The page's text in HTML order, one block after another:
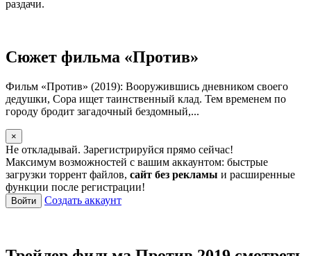
раздачи.
Сюжет фильма «Против»
Фильм «Против» (2019): Вооружившись дневником своего
дедушки, Сора ищет таинственный клад. Тем временем по
городу бродит загадочный бездомный,...
×
Не откладывай. Зарегистрируйся прямо сейчас!
Максимум возможностей с вашим аккаунтом: быстрые
загрузки торрент файлов, сайт без рекламы и расширенные
функции после регистрации!
Войти Создать аккаунт